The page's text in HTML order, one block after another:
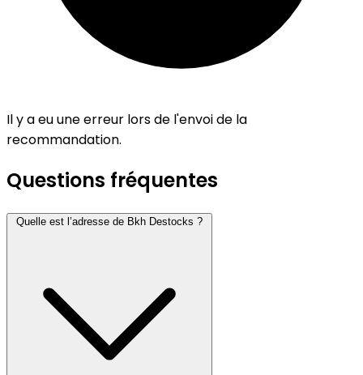
Il y a eu une erreur lors de l'envoi de la
recommandation.
Questions fréquentes
Quelle est l’adresse de Bkh Destocks ?